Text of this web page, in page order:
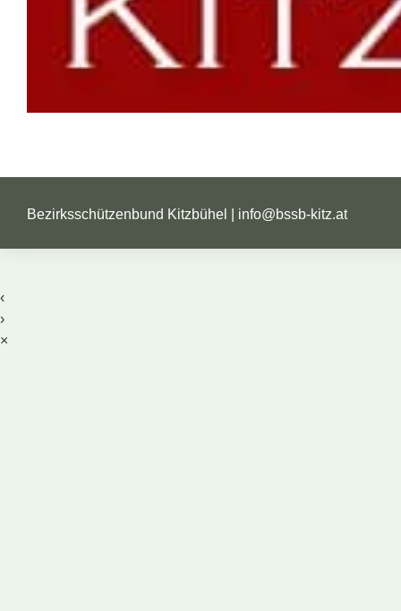
Bezirksschützenbund Kitzbühel | info@bssb-kitz.at
‹
›
×